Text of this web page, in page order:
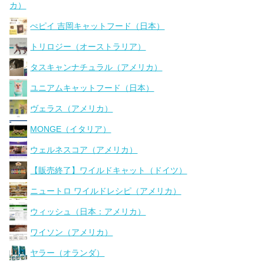
カ）
ぺピイ 吉岡キャットフード（日本）
トリロジー（オーストラリア）
タスキャンナチュラル（アメリカ）
ユニアムキャットフード（日本）
ヴェラス（アメリカ）
MONGE（イタリア）
ウェルネスコア（アメリカ）
【販売終了】ワイルドキャット（ドイツ）
ニュートロ ワイルドレシピ（アメリカ）
ウィッシュ（日本：アメリカ）
ワイソン（アメリカ）
ヤラー（オランダ）